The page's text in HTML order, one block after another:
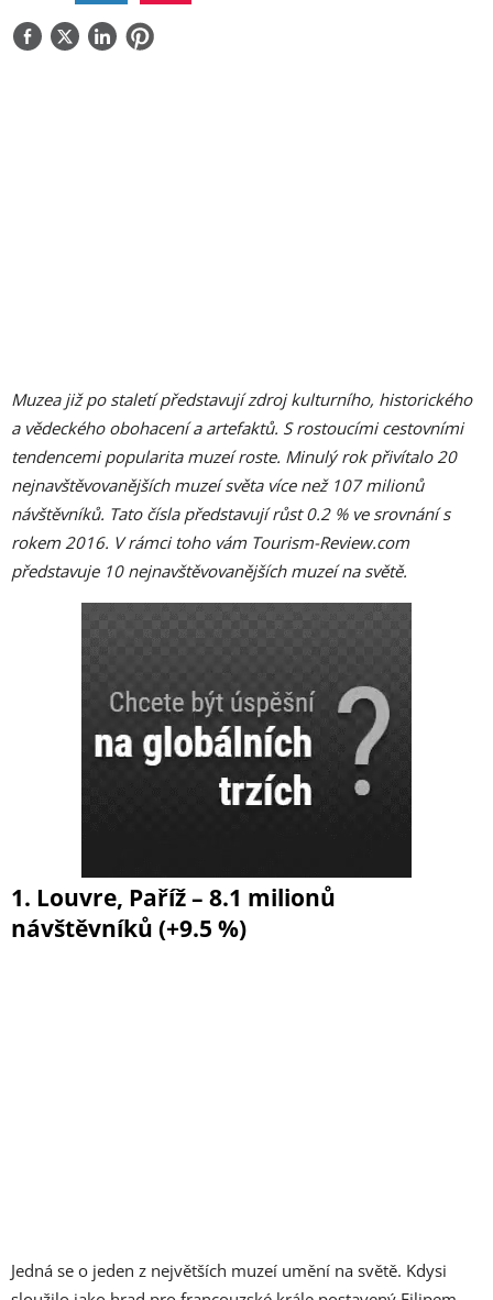
O NÁS
Muzea již po staletí představují zdroj kulturního, historického
a vědeckého obohacení a artefaktů. S rostoucími cestovními
tendencemi popularita muzeí roste. Minulý rok přivítalo 20
nejnavštěvovanějších muzeí světa více než 107 milionů
návštěvníků. Tato čísla představují růst 0.2 % ve srovnání s
rokem 2016. V rámci toho vám Tourism-Review.com
představuje 10 nejnavštěvovanějších muzeí na světě.
1. Louvre, Paříž – 8.1 milionů
návštěvníků (+9.5 %)
Jedná se o jeden z největších muzeí umění na světě. Kdysi